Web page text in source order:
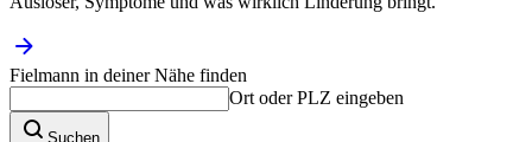
Fielmann in deiner Nähe finden
Ort oder PLZ eingeben
Suchen